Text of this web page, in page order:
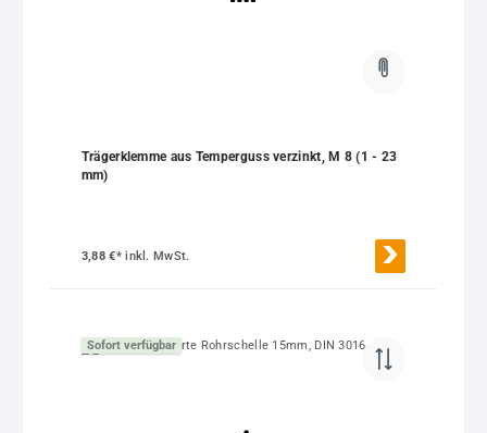
Trägerklemme aus Temperguss verzinkt, M 8 (1 - 23
mm)
3,88 €*inkl. MwSt.
Sofort verfügbar